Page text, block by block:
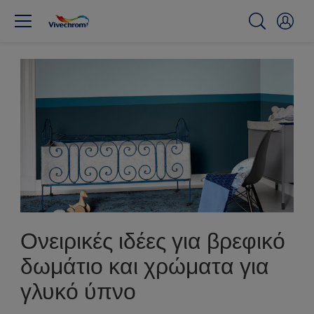
Ονειρικές ιδέες για βρεφικό
δωμάτιο και χρώματα για
γλυκό ύπνο